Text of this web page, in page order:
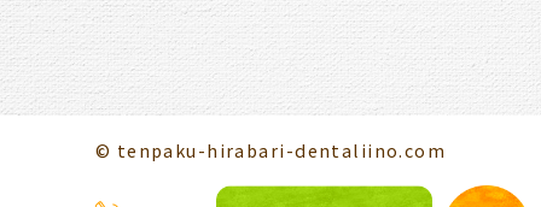
© tenpaku-hirabari-dentaliino.com